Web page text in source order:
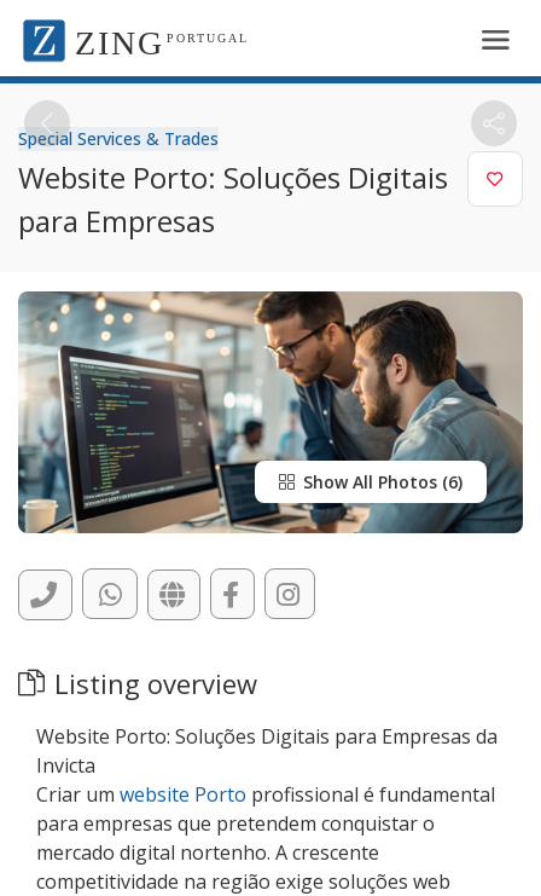
ZING PORTUGAL
Special Services & Trades
Website Porto: Soluções Digitais
para Empresas
Show All Photos
Listing overview
Website Porto: Soluções Digitais para Empresas da
Invicta
Criar um website Porto profissional é fundamental
para empresas que pretendem conquistar o
mercado digital nortenho. A crescente
competitividade na região exige soluções web